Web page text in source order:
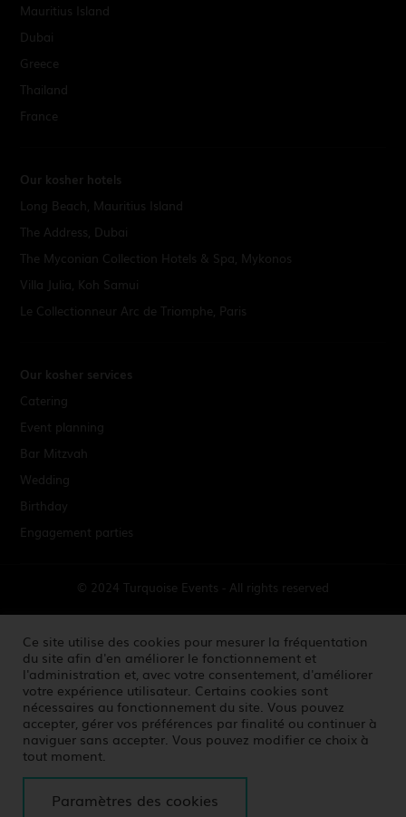
Mauritius Island
Dubai
Greece
Thailand
France
Our kosher hotels
Long Beach, Mauritius Island
The Address, Dubai
The Myconian Collection Hotels & Spa, Mykonos
Villa Julia, Koh Samui
Le Collectionneur Arc de Triomphe, Paris
Our kosher services
Catering
Event planning
Bar Mitzvah
Wedding
Birthday
Engagement parties
© 2024 Turquoise Events - All rights reserved
Credits
Contact
Ce site utilise des cookies pour mesurer la fréquentation
du site afin d'en améliorer le fonctionnement et
l'administration et, avec votre consentement, d'améliorer
votre expérience utilisateur. Certains cookies sont
nécessaires au fonctionnement du site. Vous pouvez
accepter, gérer vos préférences par finalité ou continuer à
naviguer sans accepter. Vous pouvez modifier ce choix à
tout moment.
Paramètres des cookies